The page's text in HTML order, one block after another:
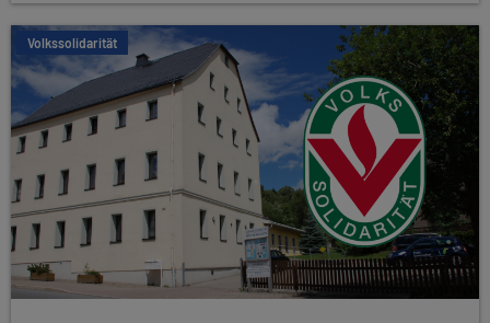
Volkssolidarität